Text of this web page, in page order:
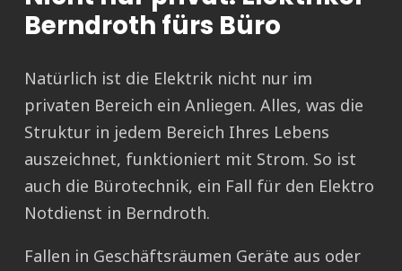
Berndroth fürs Büro
Natürlich ist die Elektrik nicht nur im
privaten Bereich ein Anliegen. Alles, was die
Struktur in jedem Bereich Ihres Lebens
auszeichnet, funktioniert mit Strom. So ist
auch die Bürotechnik, ein Fall für den Elektro
Notdienst in Berndroth.
Fallen in Geschäftsräumen Geräte aus oder